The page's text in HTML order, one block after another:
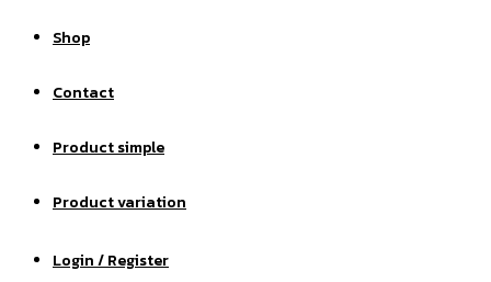
Shop
Contact
Product simple
Product variation
Login / Register